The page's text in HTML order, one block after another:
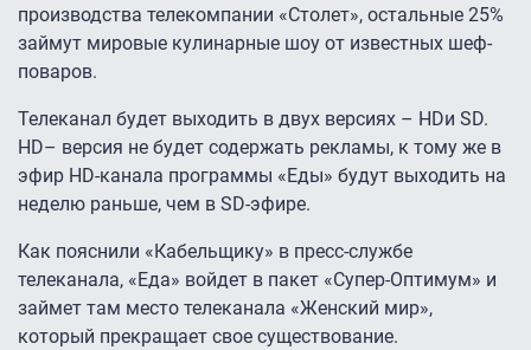
производства телекомпании «Столет», остальные 25%
займут мировые кулинарные шоу от известных шеф-
поваров.
Телеканал будет выходить в двух версиях – HDи SD.
HD– версия не будет содержать рекламы, к тому же в
эфир HD-канала программы «Еды» будут выходить на
неделю раньше, чем в SD-эфире.
Как пояснили «Кабельщику» в пресс-службе
телеканала, «Еда» войдет в пакет «Супер-Оптимум» и
займет там место телеканала «Женский мир»,
который прекращает свое существование.